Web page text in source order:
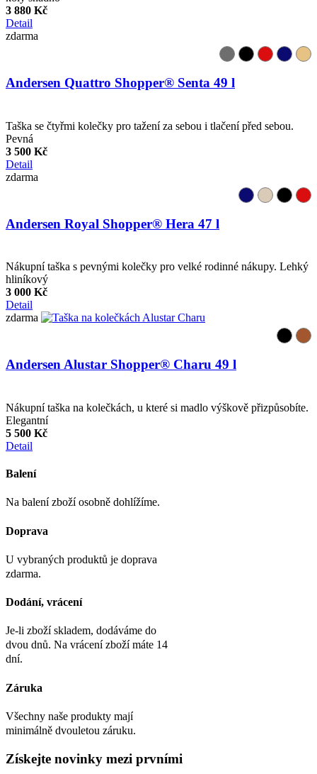
3 880 Kč
Detail
zdarma
Andersen Quattro Shopper® Senta 49 l
Taška se čtyřmi kolečky pro tažení za sebou i tlačení před sebou.
Pevná
3 500 Kč
Detail
zdarma
Andersen Royal Shopper® Hera 47 l
Nákupní taška s pevnými kolečky pro velké rodinné nákupy. Lehký
hliníkový
3 000 Kč
Detail
zdarma
Andersen Alustar Shopper® Charu 49 l
Nákupní taška na kolečkách, u které si madlo výškově přizpůsobíte.
Elegantní
5 500 Kč
Detail
Balení
Na balení zboží osobně dohlížíme.
Doprava
U vybraných produktů je doprava
zdarma.
Dodání, vrácení
Je-li zboží skladem, dodáváme do
dvou dnů. Na vrácení zboží máte 14
dní.
Záruka
Všechny naše produkty mají
minimálně dvouletou záruku.
Získejte novinky mezi prvními